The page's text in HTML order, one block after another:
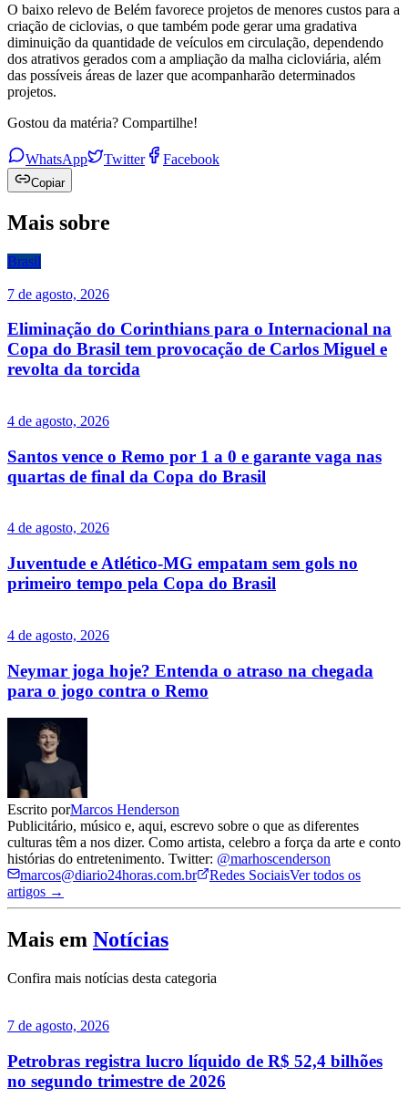
O baixo relevo de Belém favorece projetos de menores custos para a
criação de ciclovias, o que também pode gerar uma gradativa
diminuição da quantidade de veículos em circulação, dependendo
dos atrativos gerados com a ampliação da malha cicloviária, além
das possíveis áreas de lazer que acompanharão determinados
projetos.
Gostou da matéria? Compartilhe!
WhatsApp Twitter Facebook
Copiar
Mais sobre
Brasil
7 de agosto, 2026
Eliminação do Corinthians para o Internacional na
Copa do Brasil tem provocação de Carlos Miguel e
revolta da torcida
4 de agosto, 2026
Santos vence o Remo por 1 a 0 e garante vaga nas
quartas de final da Copa do Brasil
4 de agosto, 2026
Juventude e Atlético-MG empatam sem gols no
primeiro tempo pela Copa do Brasil
4 de agosto, 2026
Neymar joga hoje? Entenda o atraso na chegada
para o jogo contra o Remo
Escrito porMarcos Henderson
Publicitário, músico e, aqui, escrevo sobre o que as diferentes
culturas têm a nos dizer. Como artista, celebro a força da arte e conto
histórias do entretenimento. Twitter: @marhoscenderson
marcos@diario24horas.com.br
Redes SociaisVer todos os
artigos →
Mais em Notícias
Confira mais notícias desta categoria
7 de agosto, 2026
Petrobras registra lucro líquido de R$ 52,4 bilhões
no segundo trimestre de 2026